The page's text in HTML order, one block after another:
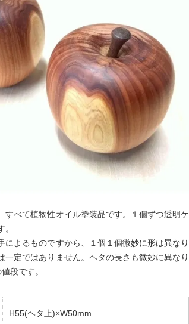
すべて植物性オイル塗装品です。１個ずつ透明ケ
によるものですから、１個１個微妙に形は異なり
一定ではありません。ヘタの長さも微妙に異なり
段です。
H55(ヘタ上)×W50mm